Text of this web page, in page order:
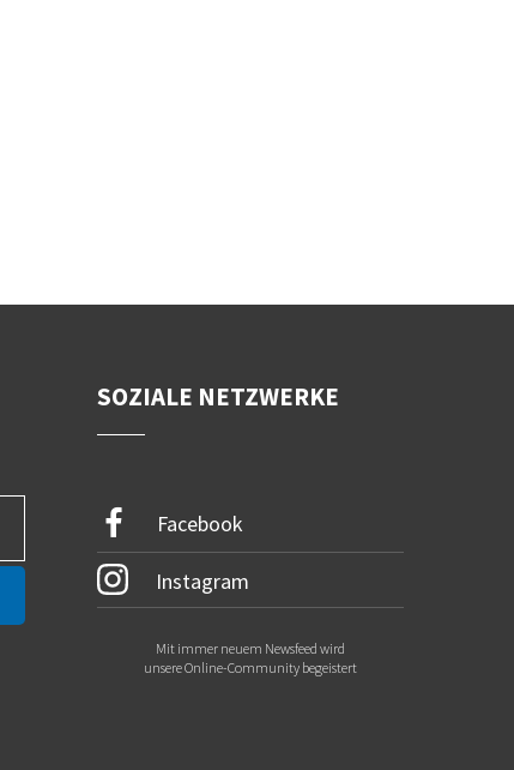
SOZIALE NETZWERKE
Facebook
Instagram
Mit immer neuem Newsfeed wird
unsere Online-Community begeistert